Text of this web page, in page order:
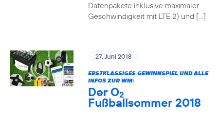
Datenpakete inklusive maximaler
Geschwindigkeit mit LTE 2) und […]
27. Juni 2018
ERSTKLASSIGES GEWINNSPIEL UND ALLE
INFOS ZUR WM:
Der O2
Fußballsommer 2018